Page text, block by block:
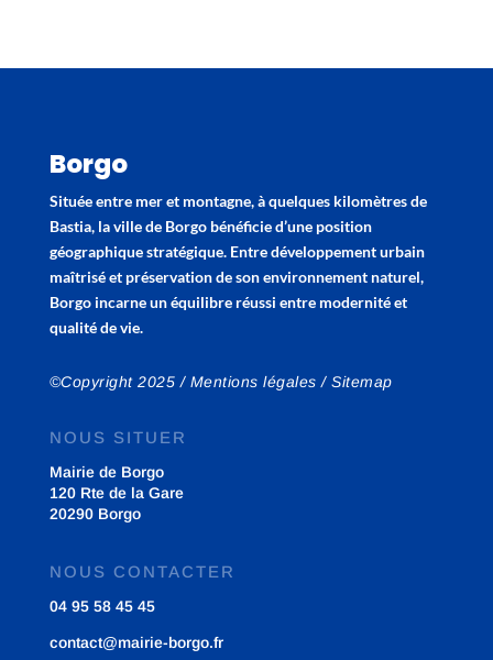
Borgo
Située entre mer et montagne, à quelques kilomètres de
Bastia, la ville de Borgo bénéficie d’une position
géographique stratégique. Entre développement urbain
maîtrisé et préservation de son environnement naturel,
Borgo incarne un équilibre réussi entre modernité et
qualité de vie.
©Copyright 2025 / Mentions légales /Sitemap
NOUS SITUER
Mairie de Borgo
120 Rte de la Gare
20290 Borgo
NOUS CONTACTER
04 95 58 45 45
contact@mairie-borgo.fr